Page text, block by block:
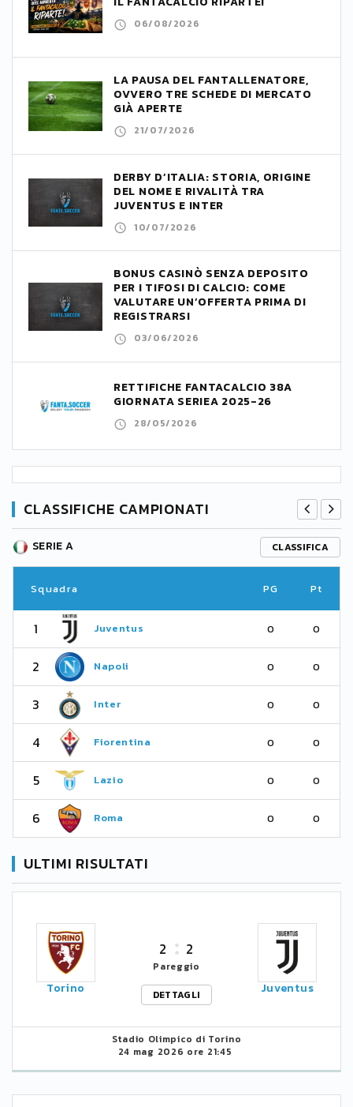
06/08/2026
LA PAUSA DEL FANTALLENATORE,
OVVERO TRE SCHEDE DI MERCATO
GIÀ APERTE
21/07/2026
DERBY D’ITALIA: STORIA, ORIGINE
DEL NOME E RIVALITÀ TRA
JUVENTUS E INTER
10/07/2026
BONUS CASINÒ SENZA DEPOSITO
PER I TIFOSI DI CALCIO: COME
VALUTARE UN’OFFERTA PRIMA DI
REGISTRARSI
03/06/2026
RETTIFICHE FANTACALCIO 38A
GIORNATA SERIEA 2025-26
28/05/2026
CLASSIFICHE CAMPIONATI
SERIE A CLASSIFICA
Squadra PG Pt
1 Juventus 0 0
2 Napoli 0 0
3 Inter 0 0
4 Fiorentina 0 0
5 Lazio 0 0
6 Roma 0 0
ULTIMI RISULTATI
Torino
2 2
Pareggio
DETTAGLI
Juventus
Stadio Olimpico di Torino
24 mag 2026 ore 21:45